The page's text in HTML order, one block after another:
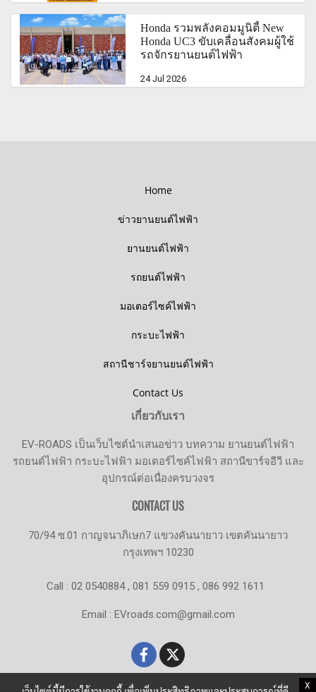
X
Honda รวมพลังคอมมูนิตี้ New
Honda UC3 ขับเคลื่อนสังคมผู้ใช้
รถจักรยานยนต์ไฟฟ้า
24 Jul 2026
Home
ข่าวยานยนต์ไฟฟ้า
ยานยนต์ไฟฟ้า
รถยนต์ไฟฟ้า
มอเตอร์ไซค์ไฟฟ้า
กระบะไฟฟ้า
สถานีชาร์จยานยนต์ไฟฟ้า
Contact Us
เกี่ยวกับเรา
EV-ROADS เป็นเว็บไซต์นำเสนอข่าว บทความ ยานยนต์ไฟฟ้า
รถยนต์ไฟฟ้า กระบะไฟฟ้า มอเตอร์ไซค์ไฟฟ้า สถานีขาร์จอีวี และ
อุปกรณ์ต่อเนื่องครบวงจร
CONTACT US
70/94 ซ.01 กาญจนาภิเษก7 แขวงคันนายาว เขตคันนายาว
กรุงเทพฯ 10230
Call : 02 0540884 , 081 559 0915 , 086 992 1611
Email : EVroads.com@gmail.com